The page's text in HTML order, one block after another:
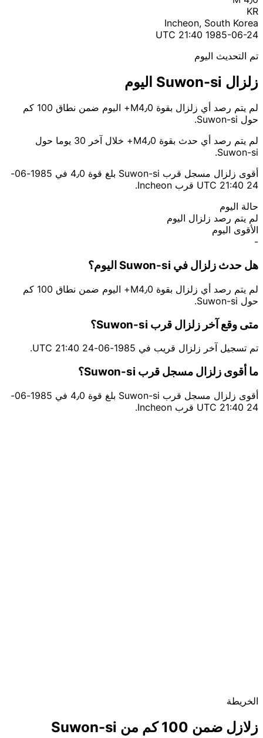
KR
Incheon, South Korea
1985-06-24 21:40 UTC
تم التحديث اليوم
زلزال Suwon-si اليوم
لم يتم رصد أي زلزال بقوة M4٫0+ اليوم ضمن نطاق 100 كم
حول Suwon-si.
لم يتم رصد أي حدث بقوة M4٫0+ خلال آخر 30 يوما حول
Suwon-si.
أقوى زلزال مسجل قرب Suwon-si بلغ قوة 4٫0 في 1985-06-
24 21:40 UTC قرب Incheon.
حالة اليوم
لم يتم رصد زلزال اليوم
الأقوى اليوم
-
هل حدث زلزال في Suwon-si اليوم؟
لم يتم رصد أي زلزال بقوة M4٫0+ اليوم ضمن نطاق 100 كم
حول Suwon-si.
متى وقع آخر زلزال قرب Suwon-si؟
تم تسجيل آخر زلزال قريب في 1985-06-24 21:40 UTC.
ما أقوى زلزال مسجل قرب Suwon-si؟
أقوى زلزال مسجل قرب Suwon-si بلغ قوة 4٫0 في 1985-06-
24 21:40 UTC قرب Incheon.
الخريطة
زلازل ضمن 100 كم من Suwon-si